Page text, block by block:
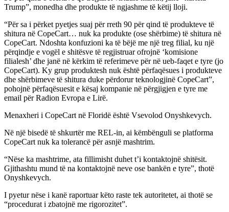
Trump”, monedha dhe produkte të ngjashme të këtij lloji.
“Për sa i përket pyetjes suaj për rreth 90 për qind të produkteve të
shitura në CopeCart… nuk ka produkte (ose shërbime) të shitura në
CopeCart. Ndoshta konfuzioni ka të bëjë me një treg filial, ku një
përqindje e vogël e shitësve të regjistruar ofrojnë ‘komisione
filialesh’ dhe janë në kërkim të referimeve për në ueb-faqet e tyre (jo
CopeCart). Ky grup produktesh nuk është përfaqësues i produkteve
dhe shërbimeve të shitura duke përdorur teknologjinë CopeCart”,
pohojnë përfaqësuesit e kësaj kompanie në përgjigjen e tyre me
email për Radion Evropa e Lirë.
Menaxheri i CopeCart në Floridë është Vsevolod Onyshkevych.
Në një bisedë të shkurtër me REL-in, ai këmbënguli se platforma
CopeCart nuk ka tolerancë për asnjë mashtrim.
“Nëse ka mashtrime, ata fillimisht duhet t’i kontaktojnë shitësit.
Gjithashtu mund të na kontaktojnë neve ose bankën e tyre”, thotë
Onyshkevych.
I pyetur nëse i kanë raportuar këto raste tek autoritetet, ai thotë se
“procedurat i zbatojnë me rigorozitet”.